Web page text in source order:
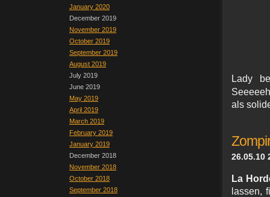
January 2020
December 2019
November 2019
October 2019
September 2019
August 2019
July 2019
June 2019
May 2019
April 2019
March 2019
February 2019
January 2019
December 2018
November 2018
October 2018
September 2018
Lady
als
26.05.10
La
lassen,